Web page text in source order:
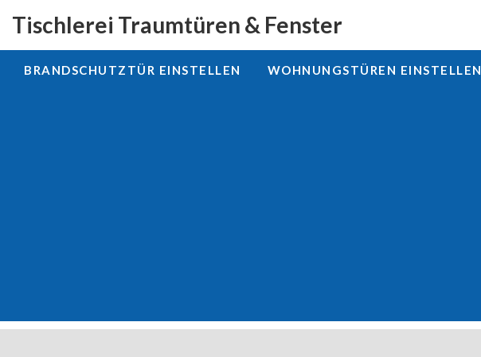
Tischlerei Traumtüren & Fenster
BRANDSCHUTZTÜR EINSTELLEN WOHNUNGSTÜREN EINSTELLEN